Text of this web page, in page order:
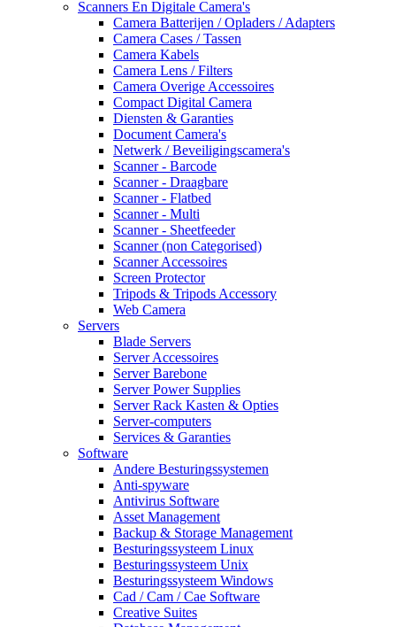
Scanners En Digitale Camera's
Camera Batterijen / Opladers / Adapters
Camera Cases / Tassen
Camera Kabels
Camera Lens / Filters
Camera Overige Accessoires
Compact Digital Camera
Diensten & Garanties
Document Camera's
Netwerk / Beveiligingscamera's
Scanner - Barcode
Scanner - Draagbare
Scanner - Flatbed
Scanner - Multi
Scanner - Sheetfeeder
Scanner (non Categorised)
Scanner Accessoires
Screen Protector
Tripods & Tripods Accessory
Web Camera
Servers
Blade Servers
Server Accessoires
Server Barebone
Server Power Supplies
Server Rack Kasten & Opties
Server-computers
Services & Garanties
Software
Andere Besturingssystemen
Anti-spyware
Antivirus Software
Asset Management
Backup & Storage Management
Besturingssysteem Linux
Besturingssysteem Unix
Besturingssysteem Windows
Cad / Cam / Cae Software
Creative Suites